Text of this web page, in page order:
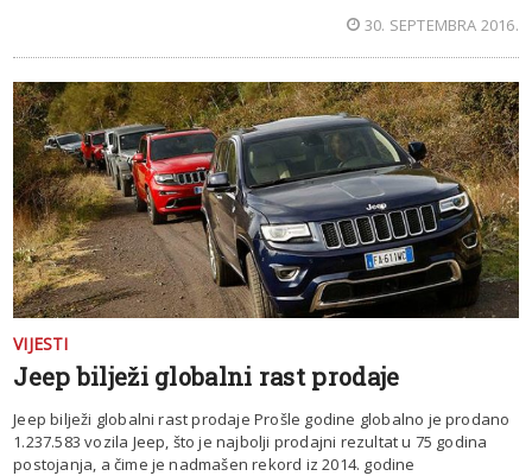
30. SEPTEMBRA 2016.
VIJESTI
Jeep bilježi globalni rast prodaje
Jeep bilježi globalni rast prodaje Prošle godine globalno je prodano
1.237.583 vozila Jeep, što je najbolji prodajni rezultat u 75 godina
postojanja, a čime je nadmašen rekord iz 2014. godine